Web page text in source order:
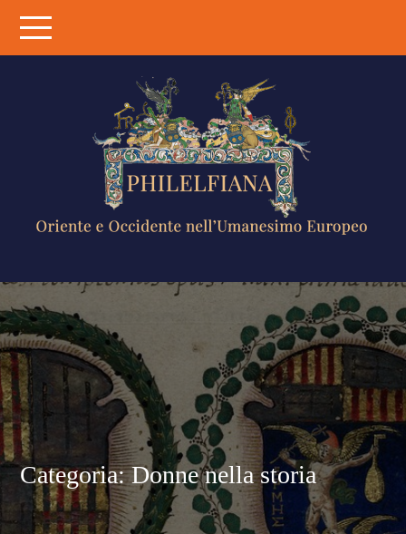
content
OCCIDENTE
NELL'UMANESIMO
EUROPEO
Categoria:Donne nella storia